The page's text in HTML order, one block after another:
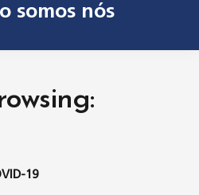
somos nós
19